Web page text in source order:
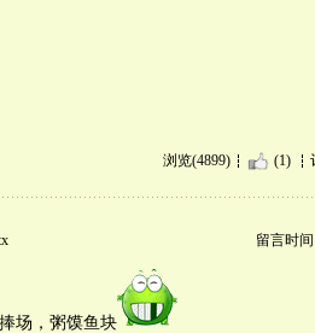
浏览(4899) (1)
留言时间
场，粥馍鱼块